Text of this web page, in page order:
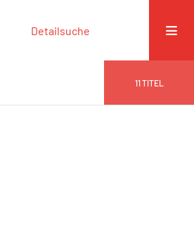
Detailsuche
11TITEL